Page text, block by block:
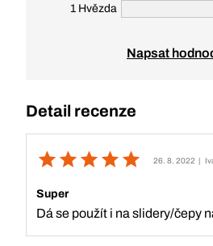
1 Hvězda
Napsat
Detail recenze
26. 8. 2022 |
Super
Dá se použít i na slidery/čepy